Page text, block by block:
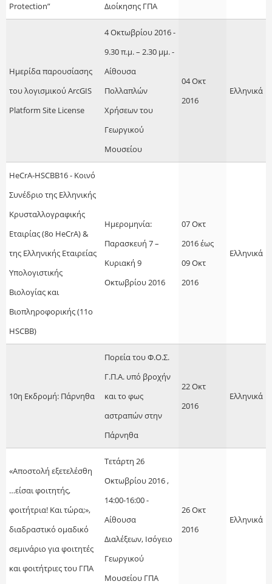
Protection” Διοίκησης ΓΠΑ
Ημερίδα παρουσίασης
του λογισμικού ArcGIS
Platform Site License
4 Οκτωβρίου 2016 -
9.30 π.μ. – 2.30 μμ. -
Αίθουσα
Πολλαπλών
Χρήσεων του
Γεωργικού
Μουσείου
04 Οκτ
2016
Ελληνικά
HeCrA-HSCBB16 - Κοινό
Συνέδριο της Ελληνικής
Κρυσταλλογραφικής
Εταιρίας (8o HeCrA) &
της Ελληνικής Εταιρείας
Υπολογιστικής
Βιολογίας και
Βιοπληροφορικής (11o
HSCBB)
Ημερομηνία:
Παρασκευή 7 –
Κυριακή 9
Οκτωβρίου 2016
07 Οκτ
2016έως
09 Οκτ
2016
Ελληνικά
10η Εκδρομή: Πάρνηθα
Πορεία του Φ.Ο.Σ.
Γ.Π.Α. υπό βροχήν
και το φως
αστραπών στην
Πάρνηθα
22 Οκτ
2016
Ελληνικά
«Αποστολή εξετελέσθη
…είσαι φοιτητής,
φοιτήτρια! Και τώρα;»,
διαδραστικό ομαδικό
σεμινάριο για φοιτητές
και φοιτήτριες του ΓΠΑ
Τετάρτη 26
Οκτωβρίου 2016 ,
14:00-16:00 -
Αίθουσα
Διαλέξεων, Ισόγειο
Γεωργικού
Μουσείου ΓΠΑ
26 Οκτ
2016
Ελληνικά